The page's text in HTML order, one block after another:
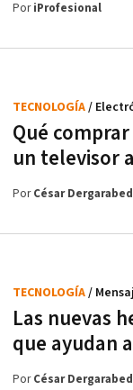
PoriProfesional
Qué
un televisor
TECNOLOGÍA/
PorCésar
Las nuevas
que ayudan
TECNOLOGÍA/
PorCésar